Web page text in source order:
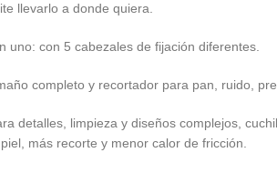
llevarlo a donde quiera.
uno: con 5 cabezales de fijación diferentes.
completo y recortador para pan, ruido,
detalles, limpieza y diseños complejos,
más recorte y menor calor de fricción.